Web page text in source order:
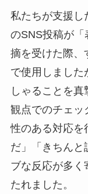
私たちが支援し
のSNS投稿が「
摘を受けた際、
で使用しました
しゃることを
観点でのチェッ
性のある対応を
だ」「きちんと
ブな反応が多く
たれました。